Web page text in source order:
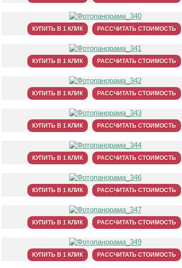
КУПИТЬ В 1 КЛИК РАССЧИТАТЬ СТОИМОСТЬ
КУПИТЬ В 1 КЛИК РАССЧИТАТЬ СТОИМОСТЬ
КУПИТЬ В 1 КЛИК РАССЧИТАТЬ СТОИМОСТЬ
КУПИТЬ В 1 КЛИК РАССЧИТАТЬ СТОИМОСТЬ
КУПИТЬ В 1 КЛИК РАССЧИТАТЬ СТОИМОСТЬ
КУПИТЬ В 1 КЛИК РАССЧИТАТЬ СТОИМОСТЬ
КУПИТЬ В 1 КЛИК РАССЧИТАТЬ СТОИМОСТЬ
КУПИТЬ В 1 КЛИК РАССЧИТАТЬ СТОИМОСТЬ